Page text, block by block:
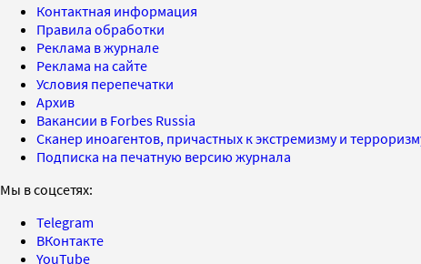
Контактная информация
Правила обработки
Реклама в журнале
Реклама на сайте
Условия перепечатки
Архив
Вакансии в Forbes Russia
Сканер иноагентов, причастных к экстремизму и
Подписка на печатную версию журнала
Мы в соцсетях:
Telegram
ВКонтакте
YouTube